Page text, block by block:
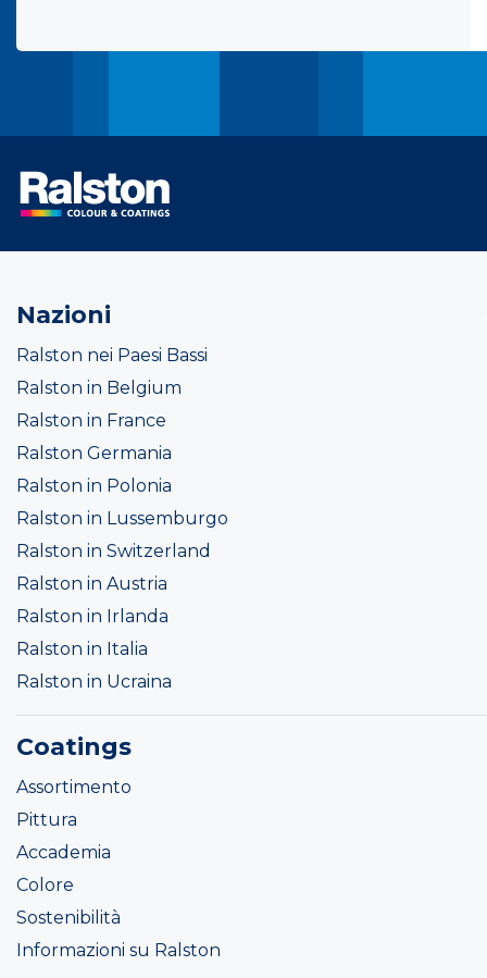
Nazioni
Ralston nei Paesi Bassi
Ralston in Belgium
Ralston in France
Ralston Germania
Ralston in Polonia
Ralston in Lussemburgo
Ralston in Switzerland
Ralston in Austria
Ralston in Irlanda
Ralston in Italia
Ralston in Ucraina
Coatings
Assortimento
Pittura
Accademia
Colore
Sostenibilità
Informazioni su Ralston